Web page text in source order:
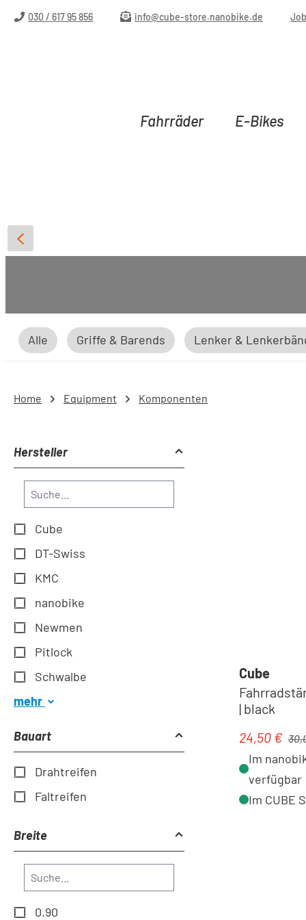
Hauptinhalt springen
Zur Suche springen
Zur Hauptnavigation springen
030 / 617 95 856 info@cube-store.nanobike.de
Fahrräder E-Bikes
Alle Griffe & Barends Lenker &
Home Equipment Komponenten
Hersteller
Cube
DT-Swiss
KMC
nanobike
Newmen
Pitlock
Schwalbe
mehr
Bauart
Drahtreifen
Faltreifen
Breite
0.90
Cube
| black
24,50 €
Im
verfügbar
Im CUBE